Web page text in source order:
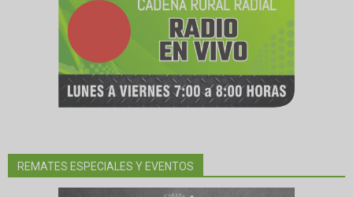
REMATES ESPECIALES Y EVENTOS